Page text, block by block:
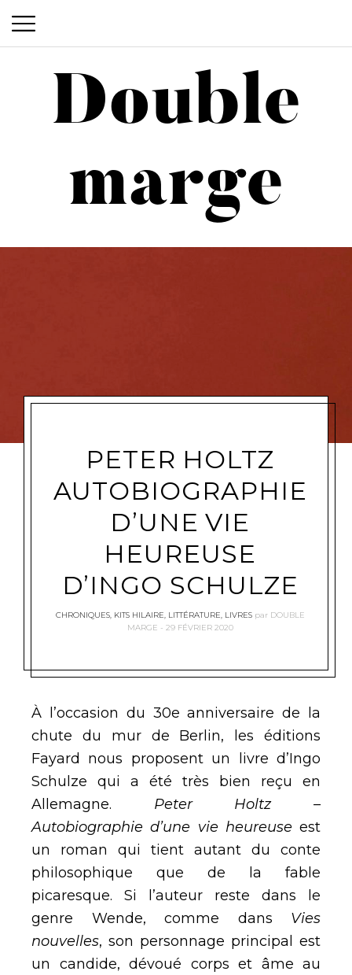
Double
marge
PETER HOLTZ
AUTOBIOGRAPHIE
D’UNE VIE
HEUREUSE
D’INGO SCHULZE
CHRONIQUES, KITS HILAIRE, LITTÉRATURE, LIVRES par DOUBLE
MARGE
29 FÉVRIER 2020
À l’occasion du 30e anniversaire de la
chute du mur de Berlin, les éditions
Fayard nous proposent un livre d’Ingo
Schulze qui a été très bien reçu en
Allemagne. Peter Holtz –
Autobiographie d’une vie heureuse est
un roman qui tient autant du conte
philosophique que de la fable
picaresque. Si l’auteur reste dans le
genre Wende, comme dans Vies
nouvelles, son personnage principal est
un candide, dévoué corps et âme au